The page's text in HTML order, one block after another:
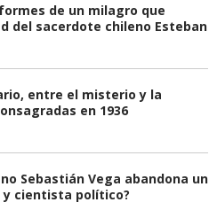
de un milagro que
del sacerdote chileno Esteban
entre el misterio y la
en 1936
Sebastián Vega abandona un
cientista político?